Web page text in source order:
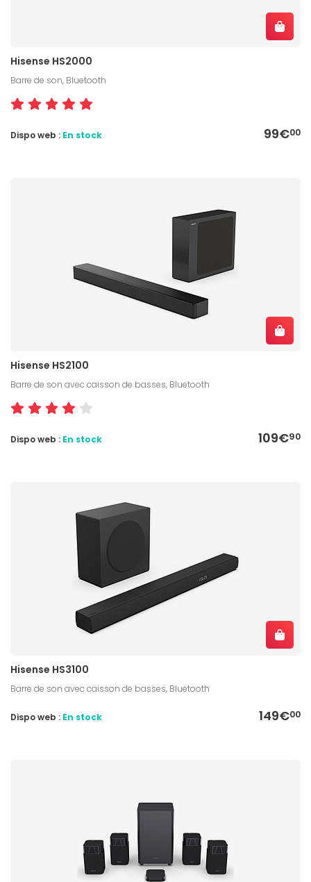
Hisense HS2000
Barre de son, Bluetooth
99€00
Dispo web : En stock
Hisense HS2100
Barre de son avec caisson de basses, Bluetooth
109€90
Dispo web : En stock
Hisense HS3100
Barre de son avec caisson de basses, Bluetooth
149€00
Dispo web : En stock